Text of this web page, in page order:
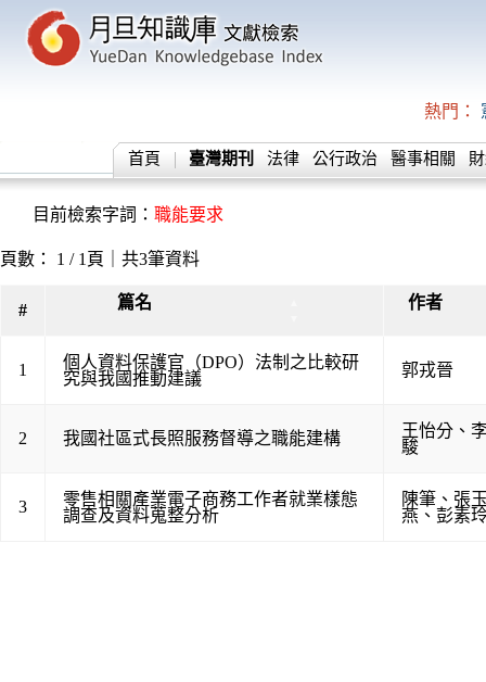
熱門：
首頁 臺灣期刊 法律 公行政治 醫事相關
目前檢索字詞： 職能要求
頁數： 1 / 1頁｜共3筆資料
# 篇名 作者
1
個人資料保護官（DPO）法制之比較研
究與我國推動建議
郭戎晉
2 我國社區式長照服務督導之職能建構 王怡分 、
駿
3
零售相關產業電子商務工作者就業樣態
調查及資料蒐整分析
陳筆 、 張
燕 、 彭素